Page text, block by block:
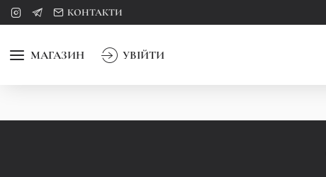
КОНТАКТИ
МАГАЗИН УВІЙТИ